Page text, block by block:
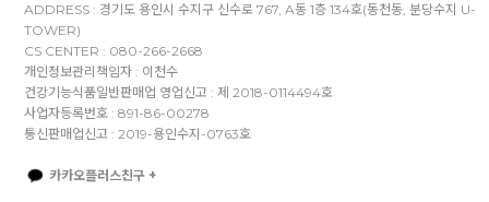
ADDRESS : 경기도 용인시 수지구 신수로 767, A동 1층 134호(동천동, 분당수지 U-
TOWER)
CS CENTER : 080-266-2668
개인정보관리책임자 : 이천수
건강기능식품일반판매업 영업신고 : 제 2018-0114494호
사업자등록번호 : 891-86-00278
통신판매업신고 : 2019-용인수지-0763호
카카오플러스친구 +